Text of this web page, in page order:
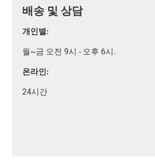
배송 및 상담
개인별:
월~금 오전 9시 - 오후 6시.
온라인:
24시간